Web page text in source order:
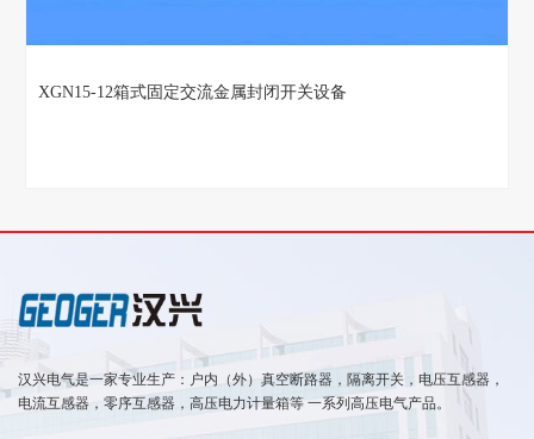
HXGN17-12箱式固定交流金属封闭开关设备
汉兴电气是一家专业生产：户内（外）真空断路器，隔离开关，电压互感器，
电流互感器，零序互感器，高压电力计量箱等 一系列高压电气产品。